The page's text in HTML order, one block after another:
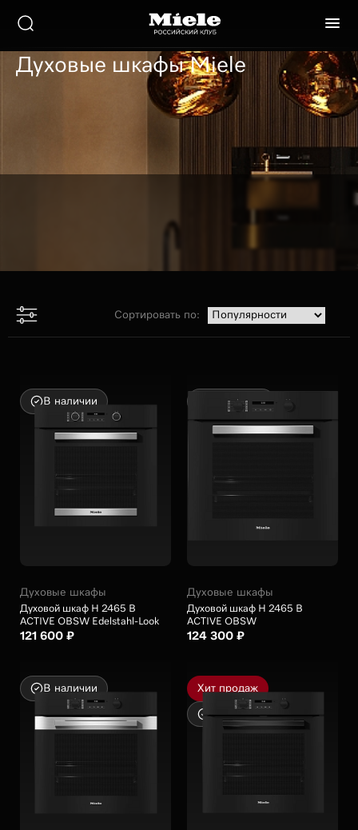
Духовые шкафы Miele
Сортировать по:
Показать
В наличии
Духовые шкафы
Духовой шкаф H 2465 B
ACTIVE OBSW Edelstahl-Look
121 600 ₽
В наличии
Духовые шкафы
Духовой шкаф H 2465 B
ACTIVE OBSW
124 300 ₽
В наличии Хит продаж
В наличии